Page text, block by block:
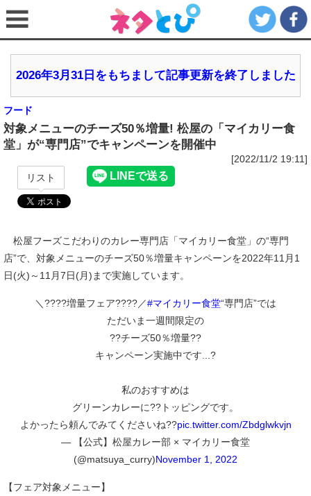
2026年3月31日をもちまして記事更新を終了しました
フード
対象メニューのチーズ50％増量! 松屋の「マイカリー食
堂」が“専門店”でキャンペーンを開催中
[2022/11/2 19:11]
リスト
松屋フーズこだわりのカレー専門店「マイカリー食堂」の“専門
店”で、対象メニューのチーズ50％増量キャンペーンを2022年11月1
日(火)～11月7日(月)まで実施しています。
＼????増量フェア????／#マイカリー食堂“専門店”では
ただいま一週間限定の
??チーズ50％増量??
キャンペーン実施中です...?
私のおすすめは
グリーンカレーに??トッピングです。
よかったら頼んでみてくださいね??pic.twitter.com/Zbdglwkvjn
— 【公式】松屋カレー部 × マイカリー食堂
(@matsuya_curry)November 1, 2022
【フェア対象メニュー】